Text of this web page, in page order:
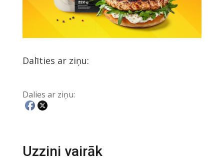
Dalīties ar ziņu:
Dalies ar ziņu:
Uzzini vairāk